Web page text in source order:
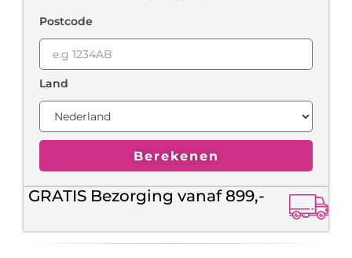
Postcode
Land
Berekenen
GRATIS Bezorging vanaf 899,-